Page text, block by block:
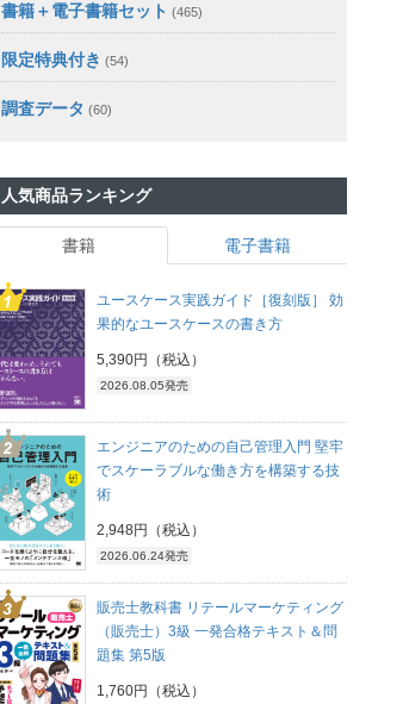
書籍＋電子書籍セット (465)
限定特典付き (54)
調査データ (60)
人気商品ランキング
書籍 電子書籍
ユースケース実践ガイド［復刻版］ 効
果的なユースケースの書き方
5,390円（税込）
2026.08.05発売
エンジニアのための自己管理入門 堅牢
でスケーラブルな働き方を構築する技
術
2,948円（税込）
2026.06.24発売
販売士教科書 リテールマーケティング
（販売士）3級 一発合格テキスト＆問
題集 第5版
1,760円（税込）